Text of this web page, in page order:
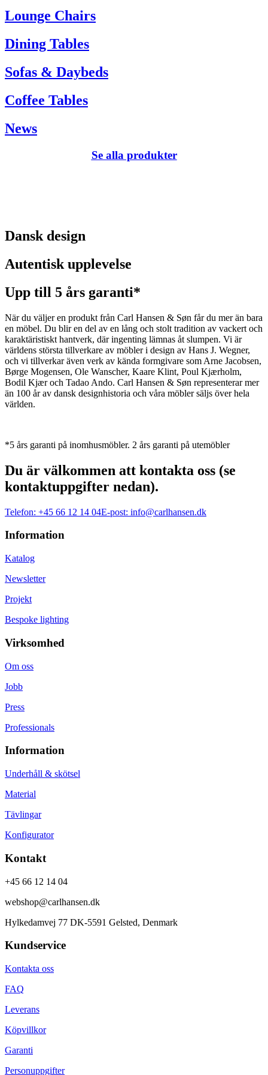
Tel. +45 66 12 14 04
info@carlhansen.dk
Lounge Chairs
Dining Tables
Sofas & Daybeds
Coffee Tables
News
Se alla produkter
Dansk design
Autentisk upplevelse
Upp till 5 års garanti*
När du väljer en produkt från Carl Hansen & Søn får du mer än bara
en möbel. Du blir en del av en lång och stolt tradition av vackert och
karaktäristiskt hantverk, där ingenting lämnas åt slumpen. Vi är
världens största tillverkare av möbler i design av Hans J. Wegner,
och vi tillverkar även verk av kända formgivare som Arne Jacobsen,
Børge Mogensen, Ole Wanscher, Kaare Klint, Poul Kjærholm,
Bodil Kjær och Tadao Ando. Carl Hansen & Søn representerar mer
än 100 år av dansk designhistoria och våra möbler säljs över hela
världen.
*5 års garanti på inomhusmöbler. 2 års garanti på utemöbler
Du är välkommen att kontakta oss (se
kontaktuppgifter nedan).
Telefon: +45 66 12 14 04E-post: info@carlhansen.dk
Information
Katalog
Newsletter
Projekt
Bespoke lighting
Virksomhed
Om oss
Jobb
Press
Professionals
Information
Underhåll & skötsel
Material
Tävlingar
Konfigurator
Kontakt
+45 66 12 14 04
webshop@carlhansen.dk
Hylkedamvej 77 DK-5591 Gelsted, Denmark
Kundservice
Kontakta oss
FAQ
Leverans
Köpvillkor
Garanti
Personuppgifter